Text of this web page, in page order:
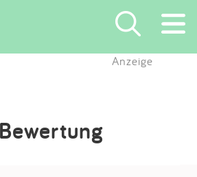
Eintragen
Anzeige